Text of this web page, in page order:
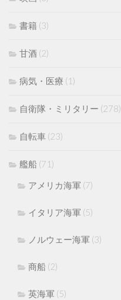
書籍 (3)
甘酒 (2)
病気・医療 (1)
自衛隊・ミリタリー (278)
自転車 (23)
艦船 (71)
アメリカ海軍 (7)
イタリア海軍 (5)
ノルウェー海軍 (3)
商船 (2)
英海軍 (5)